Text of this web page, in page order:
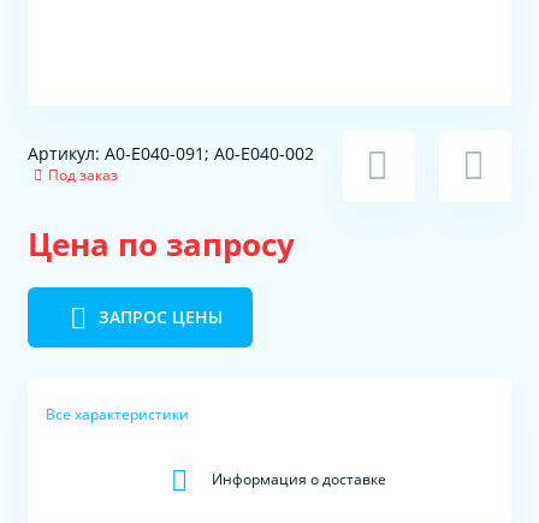
Артикул: A0-E040-091; A0-E040-002
Под заказ
Цена по запросу
ЗАПРОС ЦЕНЫ
Все характеристики
Информация о доставке